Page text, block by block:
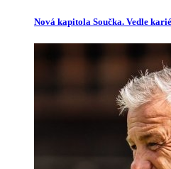
Nová kapitola Součka. Vedle